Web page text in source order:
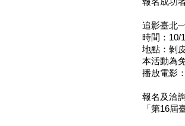
追影臺北
時間：10/
地點：剝
本活動為
播放電影
報名及洽
「第16屆